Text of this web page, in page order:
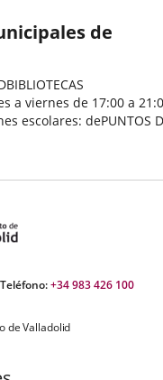
de
a viernes de 17:00 a
+34 983 426 100
de Valladolid